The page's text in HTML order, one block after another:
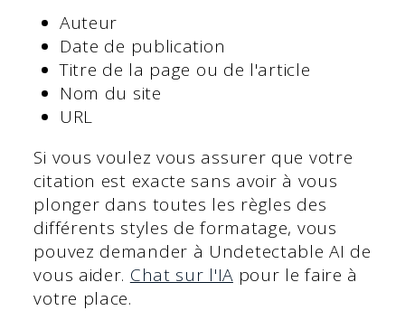
Auteur
Date de publication
Titre de la page ou de l'article
Nom du site
URL
Si vous voulez vous assurer que votre
citation est exacte sans avoir à vous
plonger dans toutes les règles des
différents styles de formatage, vous
pouvez demander à Undetectable AI de
vous aider. Chat sur l'IApour le faire à
votre place.